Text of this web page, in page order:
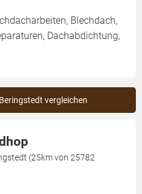
Blechdach,
Dachabdichtung,
vergleichen
(25km von 25782